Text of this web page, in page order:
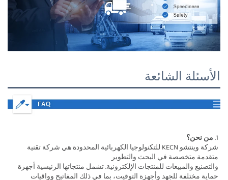
الأسئلة الشائعة
1. من نحن؟
متقدمة متخصصة في البحث والتطوير